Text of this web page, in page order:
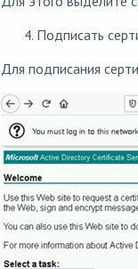
Подписать
Для подписания